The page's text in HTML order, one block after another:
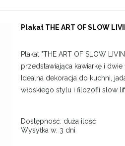
Plakat THE ART OF SLOW
Plakat "THE ART OF SLOW
przedstawiająca kawiarkę i
Idealna dekoracja do kuchni,
włoskiego stylu i filozofii slow
Dostępność: duża ilość
Wysyłka w: 3 dni